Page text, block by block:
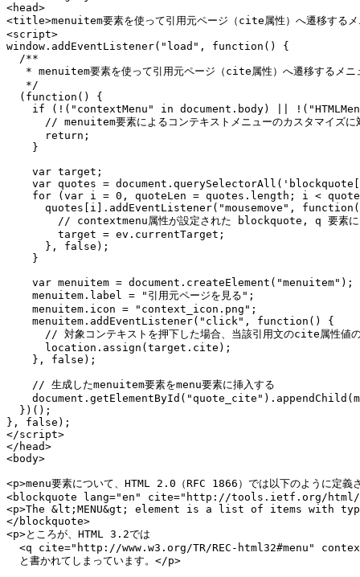
<head>
<title>menuitem要素を使って引用元ページ（cite属性）へ遷移するメ
<script>
window . addEventListener( "load" , function ( ) {
/**
* menuitem要素を使って引用元ページ（cite属性）へ遷移するメニ
   */
  (
function ( ) {
if (!( "contextMenu" in document . body) || !(
// menuitem要素によるコンテキストメニューのカスタマイズに
return ;
    }
var target;
var quotes = document . querySelectorAll (
for ( var i = 0 , quoteLen = quotes. length ; i <
      quotes[i].
addEventListener( "mousemove" , function (
// contextmenu属性が設定された blockquote, q 要素にマ
        target = ev.
currentTarget ;
      },
false );
    }
var menuitem = document . createElement ( "menuitem" );
    menuitem.
label = "引用元ページを見る" ;
    menuitem.
icon = "context_icon.png" ;
    menuitem.
addEventListener( "click" , function ( ) {
// 対象コンテキストを押下した場合、当該引用文のcite属性値
      location.
assign (target. cite );
    },
false );
// 生成したmenuitem要素をmenu要素に挿入する
document . getElementById ( "quote_cite" ). appendChild
  })();
}, false
</script>
</ head>
<body>
<p>menu要素について、HTML 2.0（RFC 1866）では以下のように定義
<blockquote lang="en" cite="http://tools.ietf.org/html/
<p>The &lt; MENU&gt;
element is a list of items with
</ blockquote>
<p>ところが、HTML 3.2では
<q cite="http://www.w3.org/TR/REC-html32#menu"
  と書かれてしまっています。
</p>